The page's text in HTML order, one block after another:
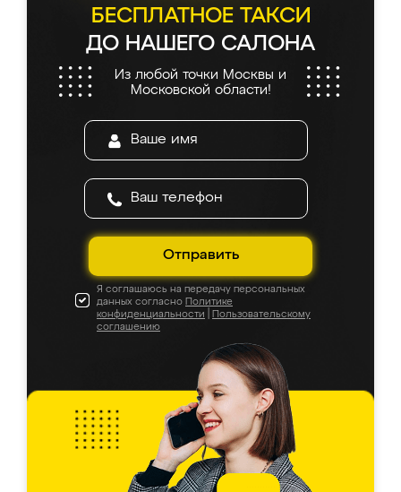
БЕСПЛАТНОЕ ТАКСИ
ДО НАШЕГО САЛОНА
Из любой точки Москвы и
Московской области!
Отправить
Я соглашаюсь на передачу персональных
данных согласно Политике
конфиденциальности
Пользовательскому
соглашению